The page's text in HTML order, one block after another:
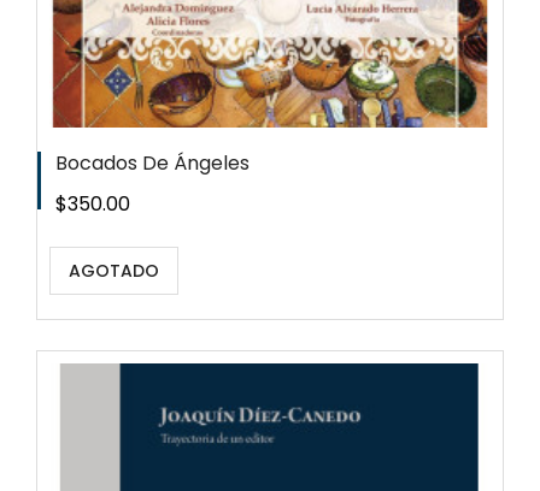
Bocados De Ángeles
Precio
$350.00
AGOTADO